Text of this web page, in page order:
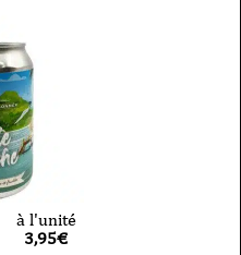
à l'unité
3,95€